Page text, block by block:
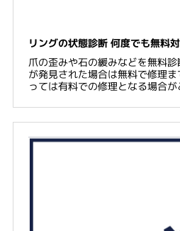
リングの状態診断 何度でも無料
爪の歪みや石の緩みなどを無料
が発見された場合は無料で修理
っては有料での修理となる場合が